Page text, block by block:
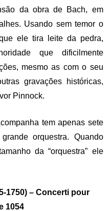
da obra de Bach, em
Usando sem temor o
ele tira leite da pedra,
que dificilmente
mesmo as com o seu
gravações históricas,
Pinnock.
tem apenas sete
orquestra. Quando
da “orquestra” ele
1750) – Concerti pour
1054